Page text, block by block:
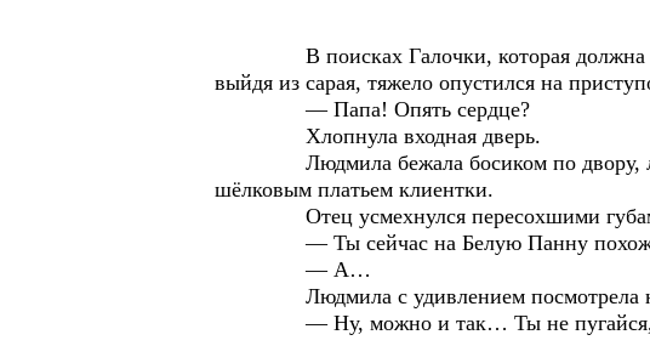
В поисках Галочки, которая должна ещё
выйдя из сарая, тяжело опустился на
— Папа! Опять сердце?
Хлопнула входная дверь.
Людмила бежала босиком по двору,
шёлковым платьем клиентки.
Отец усмехнулся пересохшими
— Ты сейчас на Белую Панну
— А…
Людмила с удивлением посмотрела на
— Ну, можно и так… Ты не пугайся,